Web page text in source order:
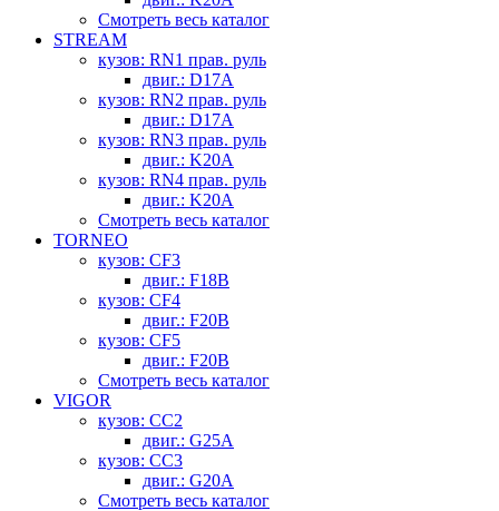
Смотреть весь каталог
STREAM
кузов: RN1 прав. руль
двиг.: D17A
кузов: RN2 прав. руль
двиг.: D17A
кузов: RN3 прав. руль
двиг.: K20A
кузов: RN4 прав. руль
двиг.: K20A
Смотреть весь каталог
TORNEO
кузов: CF3
двиг.: F18B
кузов: CF4
двиг.: F20B
кузов: CF5
двиг.: F20B
Смотреть весь каталог
VIGOR
кузов: CC2
двиг.: G25A
кузов: CC3
двиг.: G20A
Смотреть весь каталог